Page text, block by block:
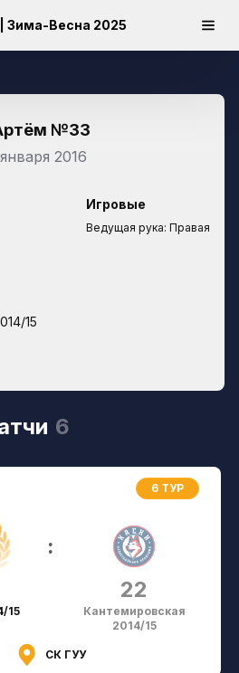
| Зима-Весна 2025
№33
2016
Игровые
Ведущая рука: Правая
15
6
6 ТУР
15
:
22
Кантемировская
2014/15
СК ГУУ